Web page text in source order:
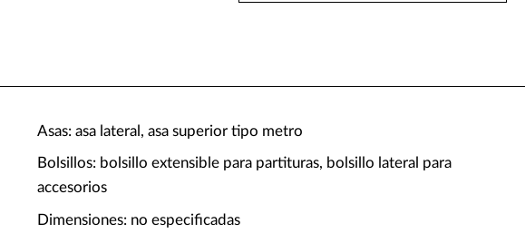
Asas: asa lateral, asa superior tipo metro
Bolsillos: bolsillo extensible para partituras, bolsillo lateral para
accesorios
Dimensiones: no especificadas